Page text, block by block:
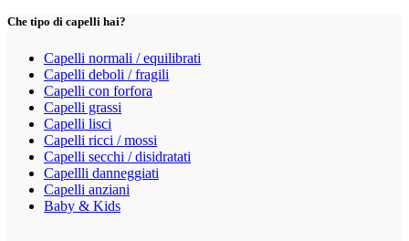
Che tipo di capelli hai?
Capelli normali / equilibrati
Capelli deboli / fragili
Capelli con forfora
Capelli grassi
Capelli lisci
Capelli ricci / mossi
Capelli secchi / disidratati
Capellli danneggiati
Capelli anziani
Baby & Kids